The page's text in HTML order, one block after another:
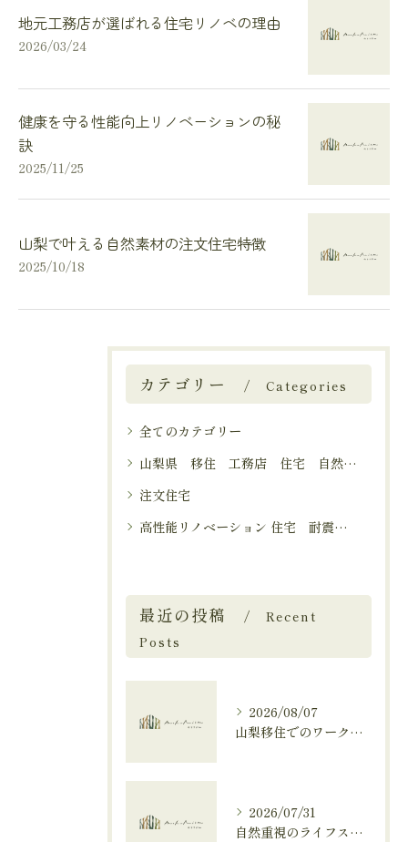
地元工務店が選ばれる住宅リノベの理由
2026/03/24
健康を守る性能向上リノベーションの秘
訣
2025/11/25
山梨で叶える自然素材の注文住宅特徴
2025/10/18
カテゴリー Categories
全てのカテゴリー
山梨県 移住 工務店 住宅 自然 気候
注文住宅
高性能リノベーション 住宅 耐震性能 気密性能 間取り改善 提案力 インスペクション 工務店 建物調査
最近の投稿
Recent
Posts
2026/08/07
山梨移住でのワークライフを豊かにする住宅選びと自然気候を活かした働き方
2026/07/31
自然重視のライフスタイルと山梨で叶える山梨県南アルプス市南都留郡富士河口湖町の魅力